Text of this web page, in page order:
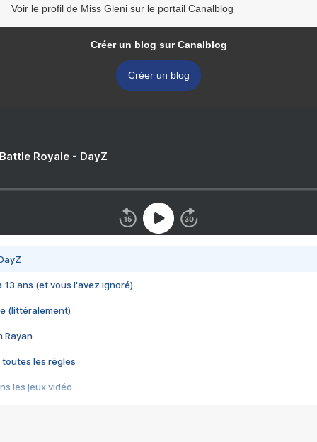
Voir le profil de Miss Gleni sur le portail Canalblog
Créer un blog sur Canalblog
Créer un blog
Royale - DayZ
13 ans (et vous l'avez ignoré)
(littéralement)
Rayan
toutes les règles
les jeux vidéo